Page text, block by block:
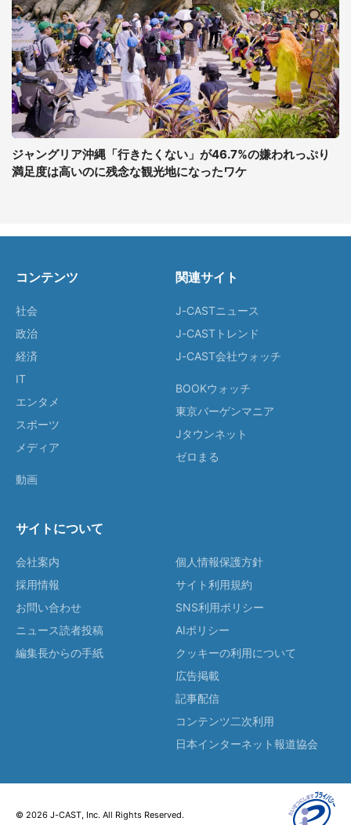
ジャングリア沖縄「行きたくない」が46.7%の嫌われっぷり
満足度は高いのに残念な観光地になったワケ
コンテンツ
社会
政治
経済
IT
エンタメ
スポーツ
メディア
動画
関連サイト
J-CASTニュース
J-CASTトレンド
J-CAST会社ウォッチ
BOOKウォッチ
東京バーゲンマニア
Jタウンネット
ゼロまる
サイトについて
会社案内
採用情報
お問い合わせ
ニュース読者投稿
編集長からの手紙
個人情報保護方針
サイト利用規約
SNS利用ポリシー
AIポリシー
クッキーの利用について
広告掲載
記事配信
コンテンツ二次利用
日本インターネット報道協会
© 2026 J-CAST, Inc. All Rights Reserved.